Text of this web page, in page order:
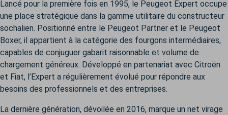
Lancé pour la première fois en 1995, le Peugeot Expert occupe
une place stratégique dans la gamme utilitaire du constructeur
sochalien. Positionné entre le Peugeot Partner et le Peugeot
Boxer, il appartient à la catégorie des fourgons intermédiaires,
capables de conjuguer gabarit raisonnable et volume de
chargement généreux. Développé en partenariat avec Citroën
et Fiat, l’Expert a régulièrement évolué pour répondre aux
besoins des professionnels et des entreprises.
La dernière génération, dévoilée en 2016, marque un net virage